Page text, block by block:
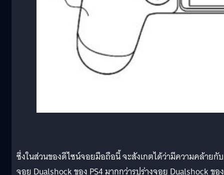
ซึ่งในส่วนของดีไซน์จอยมือถือนี้ จะสังเกตได้ว่ามีความคล้ายกับ
จอย Dualshock ของ PS4 มากกว่ารูปร่างจอย Dualshock ของ